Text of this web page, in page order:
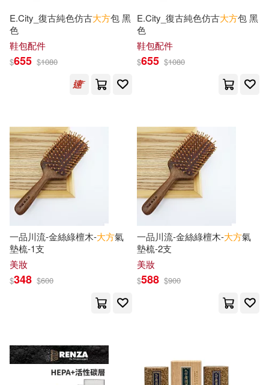
上田淳子(2) 上野千鶴子(2)
中國法治出版社(2)
中央美術學院美術館 編(2)
中野貴司(2) 丹尼爾‧梅森(2)
丹．約翰(2) 丹．蘇利文(2)
主婦與生活社(2) 久賀谷亮(2)
予耕(2)
人民出版社(2)
仉即吾（編述）(2)
河海大學出版社(6) 禾馬(6)
西南師範大學出版社(6)
麥浩斯(6)
世茂(5)
中國三峽出版社(5)
中國商業出版社(5)
中國畫報出版社(5)
E.City_復古純色仿古大方包 黑
色
鞋包配件
$655 $1080
E.City_復古純色仿古大方包 黑
色
鞋包配件
$655 $1080
一品川流-金絲綠檀木-大方氣
墊梳-1支
美妝
$348 $600
一品川流-金絲綠檀木-大方氣
墊梳-2支
美妝
$588 $900